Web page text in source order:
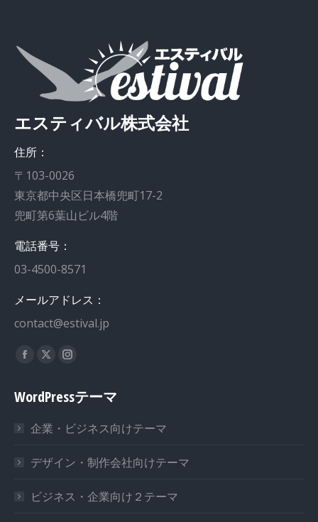
エスティバル株式会社
住所：
〒103-0026
東京都中央区日本橋兜町17-2
兜町第6葉山ビル4階
電話番号：
03-4500-8571
メールアドレス：
contact@estival.jp
私達を見つけてください：
Facebook
opens
new
window
X
opens
new
window
Instagram
opens
new
window
WordPressテーマ
企業・ビジネス向けテーマ
デザイン・制作会社向けテーマ
ビジネス・企業向け２テーマ